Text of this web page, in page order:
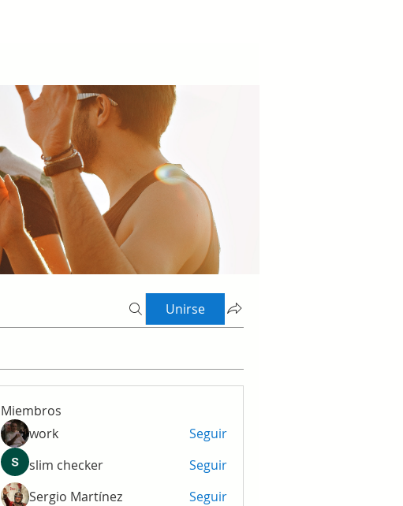
Unirse
Miembros
work
Seguir
slim checker
Seguir
Sergio Martínez
Seguir